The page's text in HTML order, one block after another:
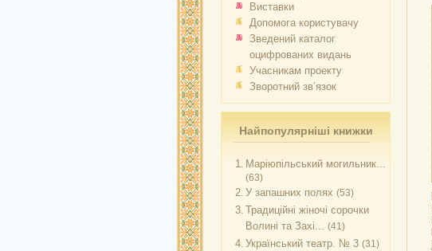
Виставки
Допомога користувачу
Зведений каталог
оцифрованих видань
Учасникам проекту
Зворотний зв’язок
Найпопулярніші книжки
1. Маріюпільський могильник...
(63)
2. У запашних полях (53)
3. Традиційні жіночі сорочки
Волині та Захі... (41)
4. Український театр. № 3 (31)